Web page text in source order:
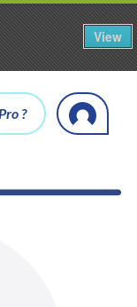
View
?